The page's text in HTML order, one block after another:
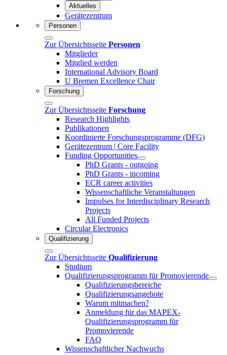
Aktuelles
Gerätezentrum
Personen
Zur Übersichtsseite Personen
Mitglieder
Mitglied werden
International Advisory Board
U Bremen Excellence Chair
Forschung
Zur Übersichtsseite Forschung
Research Highlights
Publikationen
Koordinierte Forschungsprogramme (DFG)
Gerätezentrum | Core Facility
Funding Opportunities
PhD Grants - outgoing
PhD Grants - incoming
ECR career activities
Wissenschaftliche Veranstaltungen
Impulses for Interdisciplinary Research
Projects
All Funded Projects
Circular Electronics
Qualifizierung
Zur Übersichtsseite Qualifizierung
Studium
Qualifizierungsprogramm für Promovierende
Qualifizierungsbereiche
Qualifizierungsangebote
Warum mitmachen?
Anmeldung für das MAPEX-
Qualifizierungsprogramm für
Promovierende
FAQ
Wissenschaftlicher Nachwuchs